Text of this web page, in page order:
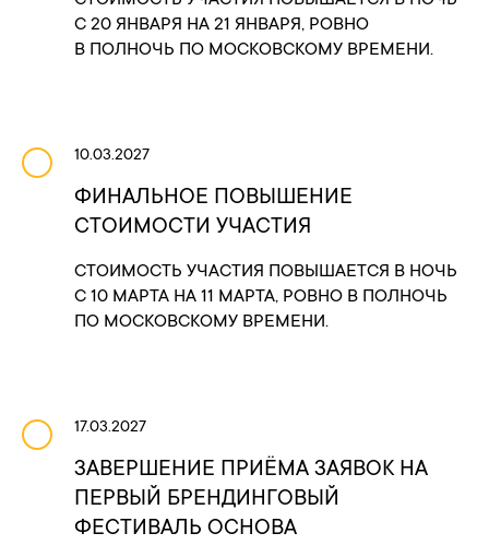
С 20 ЯНВАРЯ НА 21 ЯНВАРЯ, РОВНО
В ПОЛНОЧЬ ПО МОСКОВСКОМУ ВРЕМЕНИ.
10.03.2027
ФИНАЛЬНОЕ ПОВЫШЕНИЕ
СТОИМОСТИ УЧАСТИЯ
СТОИМОСТЬ УЧАСТИЯ ПОВЫШАЕТСЯ В НОЧЬ
С 10 МАРТА НА 11 МАРТА, РОВНО В ПОЛНОЧЬ
ПО МОСКОВСКОМУ ВРЕМЕНИ.
17.03.2027
ЗАВЕРШЕНИЕ ПРИЁМА ЗАЯВОК НА
ПЕРВЫЙ БРЕНДИНГОВЫЙ
ФЕСТИВАЛЬ ОСНОВА